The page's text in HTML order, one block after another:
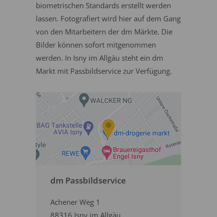
biometrischen Standards erstellt werden
lassen. Fotografiert wird hier auf dem Gang
von den Mitarbeitern der dm Märkte. Die
Bilder können sofort mitgenommen
werden. In Isny im Allgäu steht ein dm
Markt mit Passbildservice zur Verfügung.
dm Passbildservice
Achener Weg 1
88316 Isny im Allgäu